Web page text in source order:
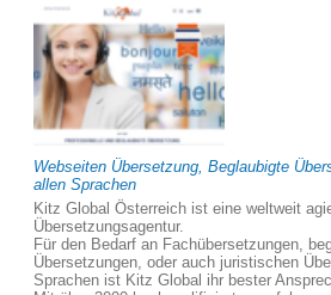
Webseiten Übersetzung, Beglaubigte
allen Sprachen
Kitz Global Österreich ist eine weltweit
Übersetzungsagentur.
Für den Bedarf an Fachübersetzungen,
Übersetzungen, oder auch juristischen
Sprachen ist Kitz Global ihr bester